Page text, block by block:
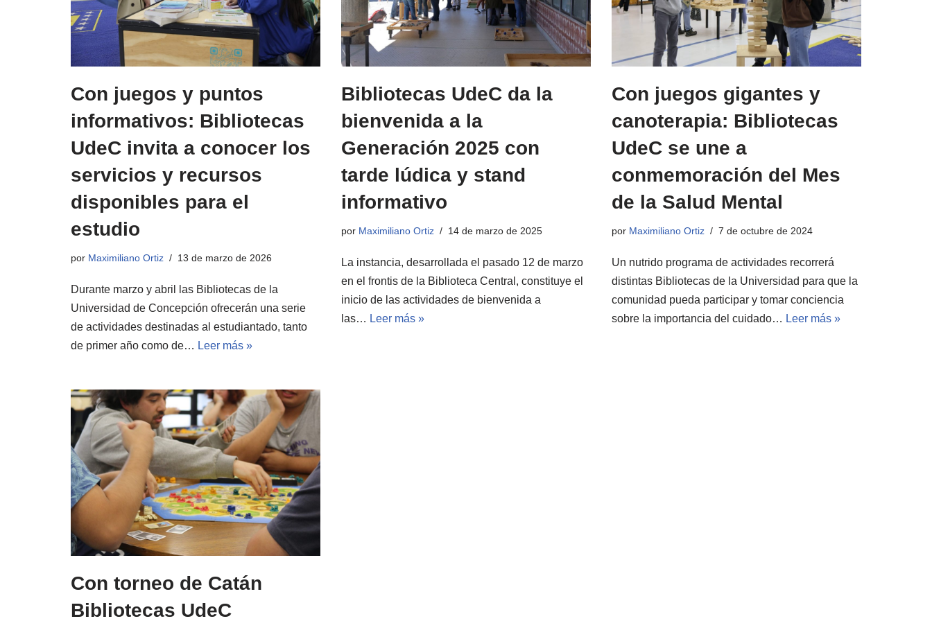
Con juegos y puntos
informativos: Bibliotecas
UdeC invita a conocer los
servicios y recursos
disponibles para el
estudio
por Maximiliano Ortiz 13 de marzo de 2026
Durante marzo y abril las Bibliotecas de la
Universidad de Concepción ofrecerán una serie
de actividades destinadas al estudiantado, tanto
de primer año como de… Leer más »
Bibliotecas UdeC da la
bienvenida a la
Generación 2025 con
tarde lúdica y stand
informativo
por Maximiliano Ortiz 14 de marzo de 2025
La instancia, desarrollada el pasado 12 de marzo
en el frontis de la Biblioteca Central, constituye el
inicio de las actividades de bienvenida a
las… Leer más »
Con juegos gigantes y
canoterapia: Bibliotecas
UdeC se une a
conmemoración del Mes
de la Salud Mental
por Maximiliano Ortiz 7 de octubre de 2024
Un nutrido programa de actividades recorrerá
distintas Bibliotecas de la Universidad para que la
comunidad pueda participar y tomar conciencia
sobre la importancia del cuidado… Leer más »
Con torneo de Catán
Bibliotecas UdeC